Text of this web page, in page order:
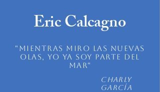
Eric Calcagno
"mientras miro las nuevas
olas, yo ya soy parte del
mar"
Charly
García